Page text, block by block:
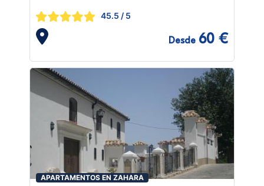
45.5 / 5
Desde 60 €
APARTAMENTOS EN ZAHARA